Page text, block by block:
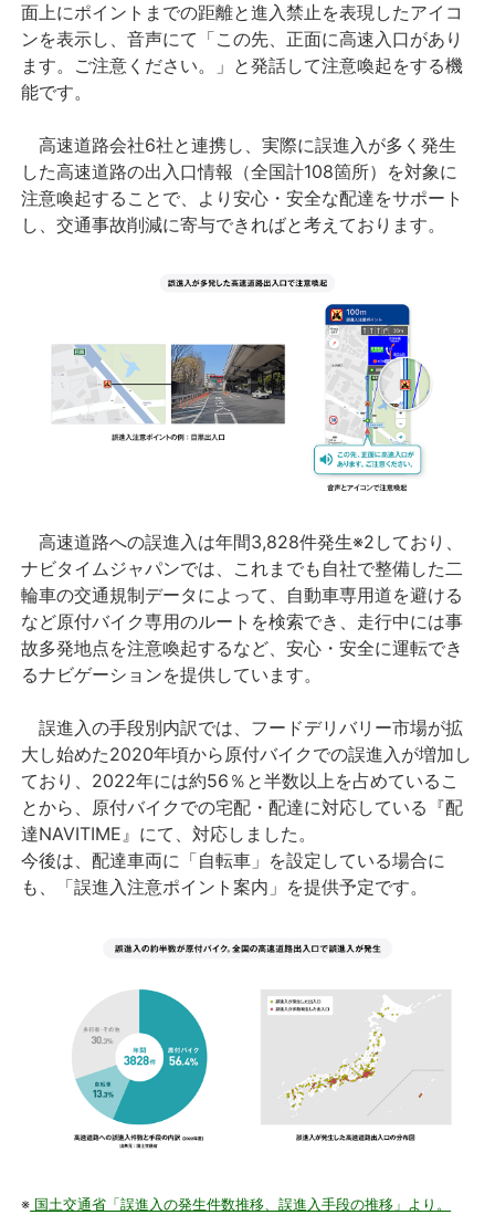
面上にポイントまでの距離と進入禁止を表現したアイコ
ンを表示し、音声にて「この先、正面に高速入口があり
ます。ご注意ください。」と発話して注意喚起をする機
能です。
高速道路会社6社と連携し、実際に誤進入が多く発生
した高速道路の出入口情報（全国計108箇所）を対象に
注意喚起することで、より安心・安全な配達をサポート
し、交通事故削減に寄与できればと考えております。
高速道路への誤進入は年間3,828件発生※2しており、
ナビタイムジャパンでは、これまでも自社で整備した二
輪車の交通規制データによって、自動車専用道を避ける
など原付バイク専用のルートを検索でき、走行中には事
故多発地点を注意喚起するなど、安心・安全に運転でき
るナビゲーションを提供しています。
誤進入の手段別内訳では、フードデリバリー市場が拡
大し始めた2020年頃から原付バイクでの誤進入が増加し
ており、2022年には約56％と半数以上を占めているこ
とから、原付バイクでの宅配・配達に対応している『配
達NAVITIME』にて、対応しました。
今後は、配達車両に「自転車」を設定している場合に
も、「誤進入注意ポイント案内」を提供予定です。
※ 国土交通省「誤進入の発生件数推移、誤進入手段の推移」より。